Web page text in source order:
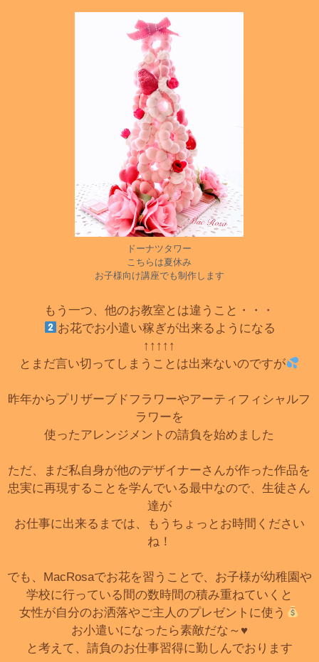
ドーナツタワー
こちらは夏休み
お子様向け講座でも制作します
もう一つ、他のお教室とは違うこと・・・
お花でお小遣い稼ぎが出来るようになる
↑↑↑↑↑
とまだ言い切ってしまうことは出来ないのですが
昨年からプリザーブドフラワーやアーティフィシャルフ
ラワーを
使ったアレンジメントの請負を始めました
ただ、まだ私自身が他のデザイナーさんが作った作品を
忠実に再現することを学んでいる最中なので、生徒さん
達が
お仕事に出来るまでは、もうちょっとお時間ください
ね！
でも、MacRosaでお花を習うことで、お子様が幼稚園や
学校に行っている間の数時間の積み重ねていくと
女性が自分のお洒落やご主人のプレゼントに使う
お小遣いになったら素敵だな～♥
と考えて、請負のお仕事習得に勤しんでおります